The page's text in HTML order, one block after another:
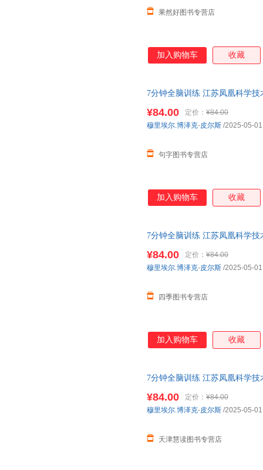
果然好图书专营店
加入购物车 收藏
7分钟全脑训练 江苏凤凰科学
¥84.00 定价： ¥84.00
句字图书专营店
穆里埃尔.博泽克-皮尔斯 /2025-05-01
加入购物车 收藏
7分钟全脑训练 江苏凤凰科学技
¥84.00 定价： ¥84.00
四季图书专营店
穆里埃尔.博泽克-皮尔斯 /2025-05-01
加入购物车 收藏
7分钟全脑训练 江苏凤凰科学技
¥84.00 定价： ¥84.00
天津慧读图书专营店
穆里埃尔.博泽克-皮尔斯 /2025-05-01